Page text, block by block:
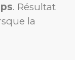
. Résultat
la